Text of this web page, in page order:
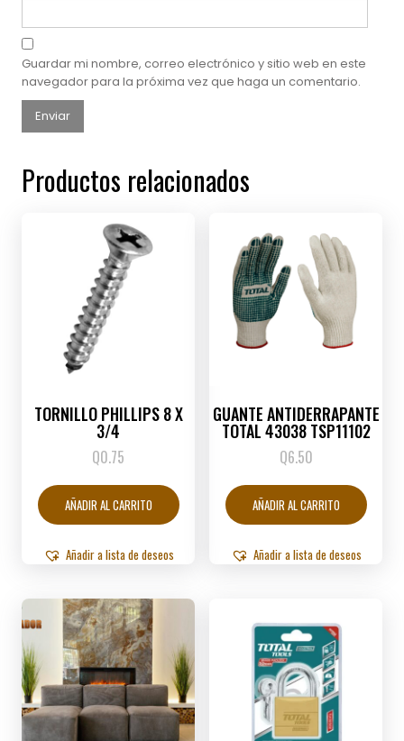
Guardar mi nombre, correo electrónico y sitio web en este
navegador para la próxima vez que haga un comentario.
Productos relacionados
TORNILLO PHILLIPS 8 X
3/4
Q0.75
AÑADIR AL CARRITO
Añadir a lista de deseos
GUANTE ANTIDERRAPANTE
TOTAL 43038 TSP11102
Q6.50
AÑADIR AL CARRITO
Añadir a lista de deseos